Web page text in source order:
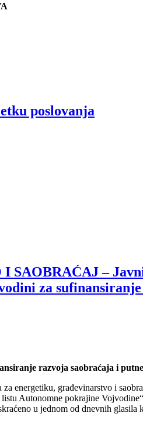
poslovanja
–
za
razvoja saobraćaja i
energetiku, građevinarstvo i
Autonomne pokrajine
u jednom od dnevnih